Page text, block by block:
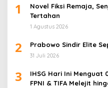
1
Novel Fiksi Remaja,
Tertahan
1 Agustus 2026
2 Prabowo Sindir Elite
31 Juli 2026
3
IHSG Hari Ini Menguat
FPNI & TIFA Melejit